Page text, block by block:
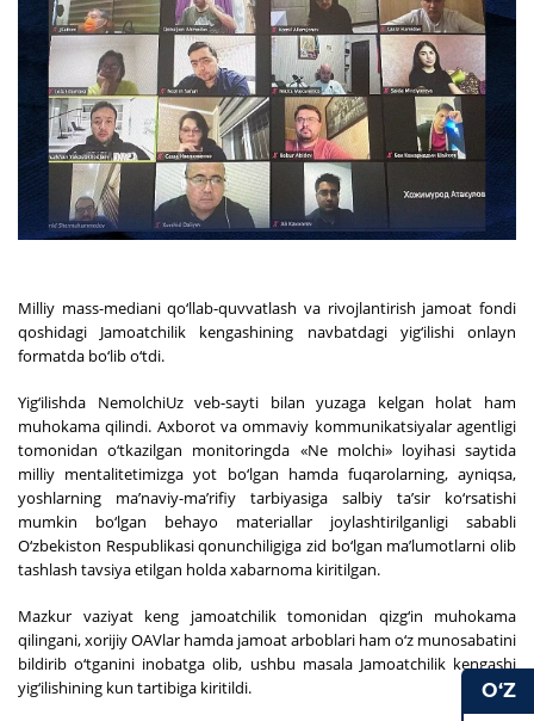
Milliy mass-mediani qo‘llab-quvvatlash va rivojlantirish jamoat fondi
qoshidagi Jamoatchilik kengashining navbatdagi yig‘ilishi onlayn
formatda bo‘lib o‘tdi.
Yig‘ilishda NemolchiUz veb-sayti bilan yuzaga kelgan holat ham
muhokama qilindi. Axborot va ommaviy kommunikatsiyalar agentligi
tomonidan o‘tkazilgan monitoringda «Ne molchi» loyihasi saytida
milliy mentalitetimizga yot bo‘lgan hamda fuqarolarning, ayniqsa,
yoshlarning ma’naviy-ma’rifiy tarbiyasiga salbiy ta’sir ko‘rsatishi
mumkin bo‘lgan behayo materiallar joylashtirilganligi sababli
O‘zbekiston Respublikasi qonunchiligiga zid bo‘lgan ma’lumotlarni olib
tashlash tavsiya etilgan holda xabarnoma kiritilgan.
Mazkur vaziyat keng jamoatchilik tomonidan qizg‘in muhokama
qilingani, xorijiy OAVlar hamda jamoat arboblari ham o‘z munosabatini
bildirib o‘tganini inobatga olib, ushbu masala Jamoatchilik kengashi
yig‘ilishining kun tartibiga kiritildi.
O‘Z